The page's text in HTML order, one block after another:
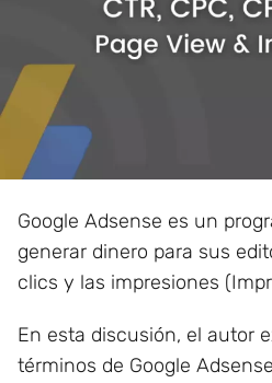
Google Adsense es un
generar dinero para sus
clics y las impresiones
En esta discusión, el autor
términos de Google